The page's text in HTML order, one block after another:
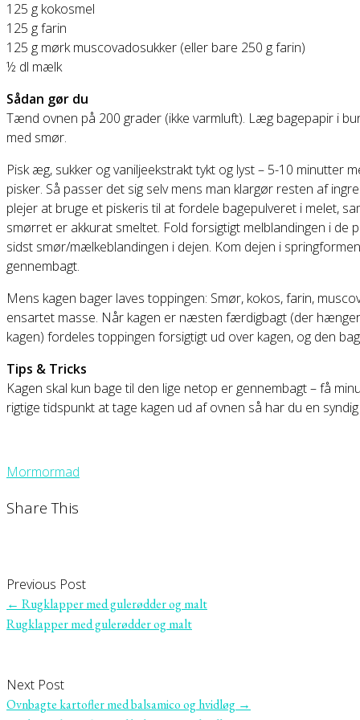
125 g kokosmel
125 g farin
125 g mørk muscovadosukker (eller bare 250 g farin)
½ dl mælk
Sådan gør du
Tænd ovnen på 200 grader (ikke varmluft). Læg bagepapir i
med smør.
Pisk æg, sukker og vaniljeekstrakt tykt og lyst – 5-10 minutter
pisker. Så passer det sig selv mens man klargør resten af
plejer at bruge et piskeris til at fordele bagepulveret i melet,
smørret er akkurat smeltet. Fold forsigtigt melblandingen i de
sidst smør/mælkeblandingen i dejen. Kom dejen i
gennembagt.
Mens kagen bager laves toppingen: Smør, kokos, farin,
ensartet masse. Når kagen er næsten færdigbagt (der hænger
kagen) fordeles toppingen forsigtigt ud over kagen, og den
Tips & Tricks
Kagen skal kun bage til den lige netop er gennembagt – få
rigtige tidspunkt at tage kagen ud af ovnen så har du en
Mormormad
Share This
Previous Post
← Rugklapper med gulerødder og malt
Rugklapper med gulerødder og malt
Next Post
Ovnbagte kartofler med balsamico og hvidløg →